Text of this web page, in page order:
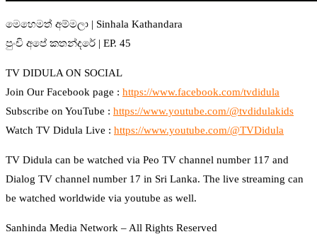
මෙහෙමත් අම්මලා | Sinhala Kathandara
පුංචි අපේ කතන්දරේ | EP. 45
TV DIDULA ON SOCIAL
Join Our Facebook page : https://www.facebook.com/tvdidula
Subscribe on YouTube : https://www.youtube.com/@tvdidulakids
Watch TV Didula Live : https://www.youtube.com/@TVDidula
TV Didula can be watched via Peo TV channel number 117 and
Dialog TV channel number 17 in Sri Lanka. The live streaming can
be watched worldwide via youtube as well.
Sanhinda Media Network – All Rights Reserved